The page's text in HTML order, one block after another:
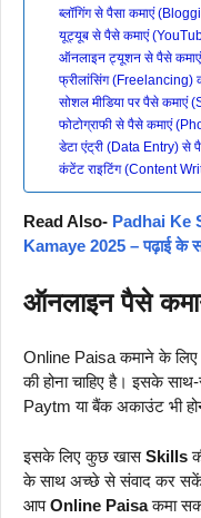
ब्लॉगिंग से पैसा कमाएं
यूट्यूब से पैसे कमाएं
ऑनलाइन ट्यूशन से पैसे
फ्रीलांसिंग (Freelancing)
सोशल मीडिया पर पैसे कमाएं
फोटोग्राफी से पैसे कमाएं
डेटा एंट्री (Data Entry) से
कंटेंट राइटिंग (Content
Read Also- Padhai Ke
Kamaye 2025 – पढ़ाई के
ऑनलाइन पैसे
Online Paisa कमाने के
की होना चाहिएहै। इसके
Paytm या बैंक अकाउंट भी
इसके लिए कुछ खासSkills
के साथ अच्छे से संवाद कर
आपOnline Paisaकमा